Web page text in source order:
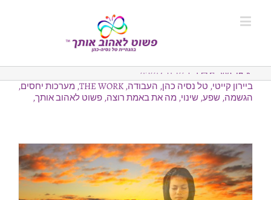
THE WORK ביירון קייטי
ביירון קייטי, טל נסיה כהן, העבודה, THE WORK, מערכות יחסים,
הגשמה, שפע, שינוי, מה את באמת רוצה, פשוט לאהוב אותך,